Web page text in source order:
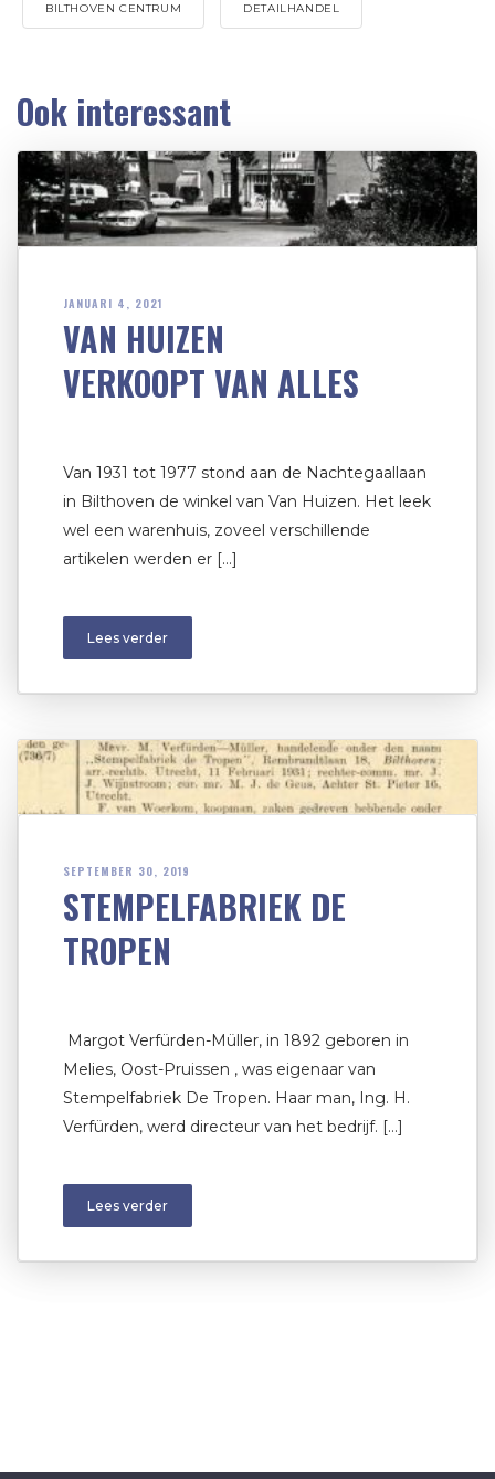
BILTHOVEN CENTRUM DETAILHANDEL
Ook interessant
JANUARI 4, 2021
VAN HUIZEN
VERKOOPT VAN ALLES
Van 1931 tot 1977 stond aan de Nachtegaallaan
in Bilthoven de winkel van Van Huizen. Het leek
wel een warenhuis, zoveel verschillende
artikelen werden er […]
Lees verder
SEPTEMBER 30, 2019
STEMPELFABRIEK DE
TROPEN
Margot Verfürden-Müller, in 1892 geboren in
Melies, Oost-Pruissen , was eigenaar van
Stempelfabriek De Tropen. Haar man, Ing. H.
Verfürden, werd directeur van het bedrijf. […]
Lees verder